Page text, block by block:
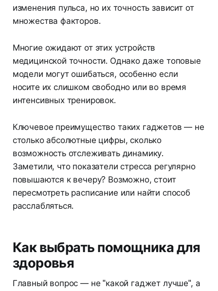
изменения пульса, но их точность зависит от
множества факторов.
Многие ожидают от этих устройств
медицинской точности. Однако даже топовые
модели могут ошибаться, особенно если
носите их слишком свободно или во время
интенсивных тренировок.
Ключевое преимущество таких гаджетов — не
столько абсолютные цифры, сколько
возможность отслеживать динамику.
Заметили, что показатели стресса регулярно
повышаются к вечеру? Возможно, стоит
пересмотреть расписание или найти способ
расслабляться.
Как выбрать помощника для
здоровья
Главный вопрос — не "какой гаджет лучше", а